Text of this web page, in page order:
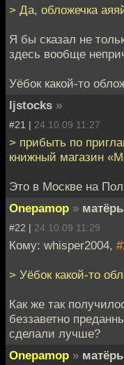
> Да, обложечка
Я бы сказал не
здесь вообще
Уёбок какой-то
ljstocks »
#21 | 24.10.09 11:27
> прибыть по
книжный магазин
Это в Москве на
Onepamop »
#22 | 24.10.09 11:29
Кому: whisper2004,
> Уёбок какой-то
Как же так
беззаветно
сделали лучше?
Onepamop »